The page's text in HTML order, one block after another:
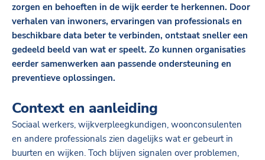
zorgen en behoeften in de wijk eerder te herkennen. Door
verhalen van inwoners, ervaringen van professionals en
beschikbare data beter te verbinden, ontstaat sneller een
gedeeld beeld van wat er speelt. Zo kunnen organisaties
eerder samenwerken aan passende ondersteuning en
preventieve oplossingen.
Context en aanleiding
Sociaal werkers, wijkverpleegkundigen, woonconsulenten
en andere professionals zien dagelijks wat er gebeurt in
buurten en wijken. Toch blijven signalen over problemen,